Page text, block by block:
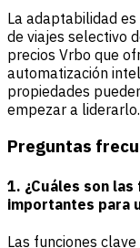
La adaptabilidad
de viajes selectivo
precios Vrbo que
automatización
propiedades
empezar a liderarlo.
Preguntas
1. ¿Cuáles son
importantes para
Las funciones